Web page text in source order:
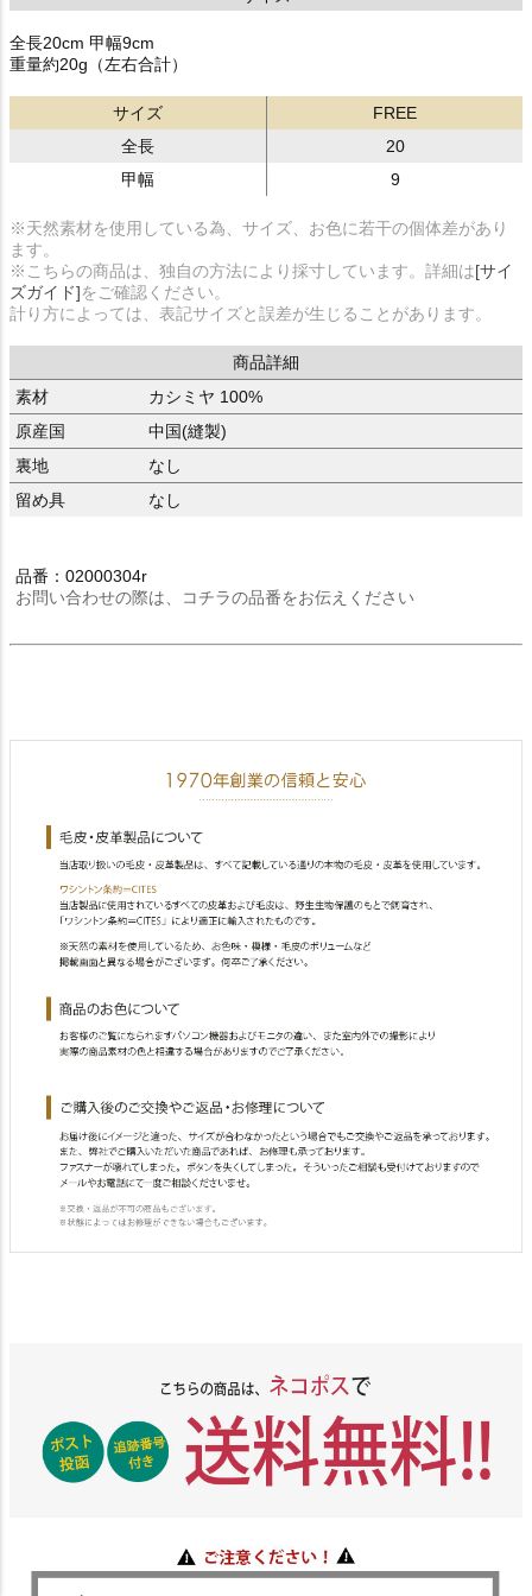
全長20cm 甲幅9cm
重量約20g（左右合計）
サイズ
FREE
全長
20
甲幅
9
※天然素材を使用している為、サイズ、お色に若干の個体差があり
ます。
※こちらの商品は、独自の方法により採寸しています。詳細は[サイ
ズガイド]をご確認ください。
計り方によっては、表記サイズと誤差が生じることがあります。
商品詳細
素材
カシミヤ 100%
原産国
中国(縫製)
裏地
なし
留め具
なし
品番：02000304r
お問い合わせの際は、コチラの品番をお伝えください